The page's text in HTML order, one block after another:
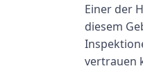
Einer der
diesem
vertrauen